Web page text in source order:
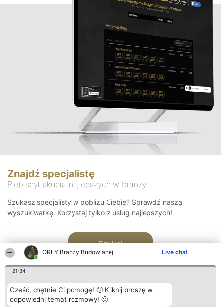
ORŁY Branży Budowlanej Live chat
21:34
Cześć, chętnie Ci pomogę! 🙂 Kliknij proszę w
odpowiedni temat rozmowy! 🙂
Znajdź specjalistę
Plebiscyt skupia najlepszych w branży
Szukasz specjalisty w pobliżu Ciebie? Sprawdź naszą
wyszukiwarkę. Korzystaj tylko z usług najlepszych!
Szukaj